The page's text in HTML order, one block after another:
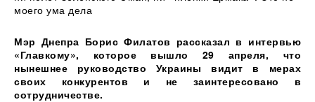
моего ума дела
Мэр Днепра Борис Филатов рассказал в интервью
«Главкому», которое вышло 29 апреля, что
нынешнее руководство Украины видит в мерах
своих конкурентов и не заинтересовано в
сотрудничестве.